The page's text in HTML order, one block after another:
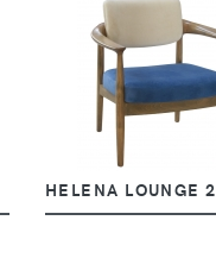
HELENA LOUNGE 2